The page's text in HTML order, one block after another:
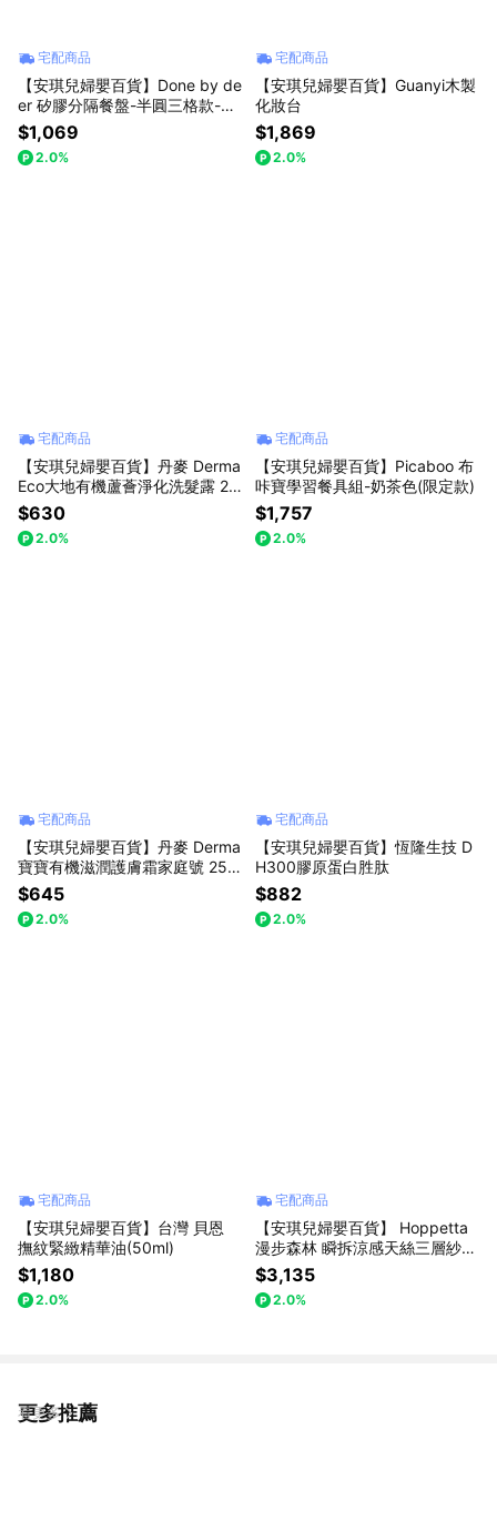
宅配商品
【安琪兒婦嬰百貨】Done by de
er 矽膠分隔餐盤-半圓三格款-綠
色
$1,069
2.0%
宅配商品
【安琪兒婦嬰百貨】Guanyi木製
化妝台
$1,869
2.0%
宅配商品
【安琪兒婦嬰百貨】丹麥 Derma
Eco大地有機蘆薈淨化洗髮露 25
0ml
$630
2.0%
宅配商品
【安琪兒婦嬰百貨】Picaboo 布
咔寶學習餐具組-奶茶色(限定款)
$1,757
2.0%
宅配商品
【安琪兒婦嬰百貨】丹麥 Derma
寶寶有機滋潤護膚霜家庭號 250
ml
$645
2.0%
宅配商品
【安琪兒婦嬰百貨】恆隆生技 D
H300膠原蛋白胜肽
$882
2.0%
宅配商品
【安琪兒婦嬰百貨】台灣 貝恩
撫紋緊緻精華油(50ml)
$1,180
2.0%
宅配商品
【安琪兒婦嬰百貨】 Hoppetta
漫步森林 瞬拆涼感天絲三層紗防
踢背心(可拆替換透氣排汗網眼
布)-小童(2-7歲)
$3,135
2.0%
更多推薦
看更多